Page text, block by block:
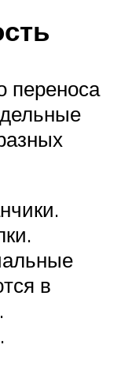
переноса
в